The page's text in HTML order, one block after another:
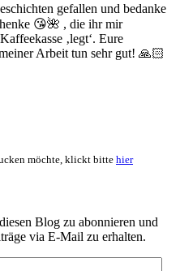
gefallen und bedanke
😘🌺 , die ihr mir
‚legt‘. Eure
Arbeit tun sehr gut! 🙏🏻
möchte, klickt bitte hier
Blog zu abonnieren und
via E-Mail zu erhalten.